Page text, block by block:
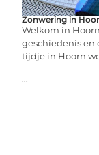
Zonwering in
Welkom in
geschiedenis en
tijdje in Hoorn
...